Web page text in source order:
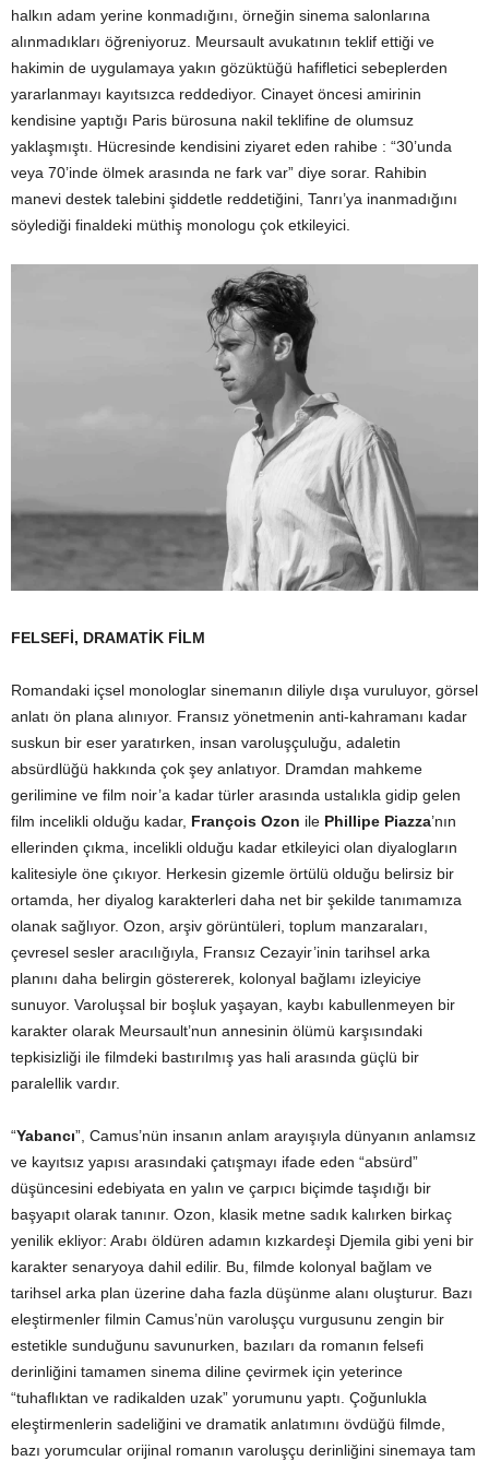
halkın adam yerine konmadığını, örneğin sinema salonlarına
alınmadıkları öğreniyoruz. Meursault avukatının teklif ettiği ve
hakimin de uygulamaya yakın gözüktüğü hafifletici sebeplerden
yararlanmayı kayıtsızca reddediyor. Cinayet öncesi amirinin
kendisine yaptığı Paris bürosuna nakil teklifine de olumsuz
yaklaşmıştı. Hücresinde kendisini ziyaret eden rahibe : “30’unda
veya 70’inde ölmek arasında ne fark var” diye sorar. Rahibin
manevi destek talebini şiddetle reddetiğini, Tanrı’ya inanmadığını
söylediği finaldeki müthiş monologu çok etkileyici.
FELSEFİ, DRAMATİK FİLM
Romandaki içsel monologlar sinemanın diliyle dışa vuruluyor, görsel
anlatı ön plana alınıyor. Fransız yönetmenin anti-kahramanı kadar
suskun bir eser yaratırken, insan varoluşçuluğu, adaletin
absürdlüğü hakkında çok şey anlatıyor. Dramdan mahkeme
gerilimine ve film noir’a kadar türler arasında ustalıkla gidip gelen
film incelikli olduğu kadar, François Ozon ile Phillipe Piazza’nın
ellerinden çıkma, incelikli olduğu kadar etkileyici olan diyalogların
kalitesiyle öne çıkıyor. Herkesin gizemle örtülü olduğu belirsiz bir
ortamda, her diyalog karakterleri daha net bir şekilde tanımamıza
olanak sağlıyor. Ozon, arşiv görüntüleri, toplum manzaraları,
çevresel sesler aracılığıyla, Fransız Cezayir’inin tarihsel arka
planını daha belirgin göstererek, kolonyal bağlamı izleyiciye
sunuyor. Varoluşsal bir boşluk yaşayan, kaybı kabullenmeyen bir
karakter olarak Meursault’nun annesinin ölümü karşısındaki
tepkisizliği ile filmdeki bastırılmış yas hali arasında güçlü bir
paralellik vardır.
“Yabancı”, Camus’nün insanın anlam arayışıyla dünyanın anlamsız
ve kayıtsız yapısı arasındaki çatışmayı ifade eden “absürd”
düşüncesini edebiyata en yalın ve çarpıcı biçimde taşıdığı bir
başyapıt olarak tanınır. Ozon, klasik metne sadık kalırken birkaç
yenilik ekliyor: Arabı öldüren adamın kızkardeşi Djemila gibi yeni bir
karakter senaryoya dahil edilir. Bu, filmde kolonyal bağlam ve
tarihsel arka plan üzerine daha fazla düşünme alanı oluşturur. Bazı
eleştirmenler filmin Camus’nün varoluşçu vurgusunu zengin bir
estetikle sunduğunu savunurken, bazıları da romanın felsefi
derinliğini tamamen sinema diline çevirmek için yeterince
“tuhaflıktan ve radikalden uzak” yorumunu yaptı. Çoğunlukla
eleştirmenlerin sadeliğini ve dramatik anlatımını övdüğü filmde,
bazı yorumcular orijinal romanın varoluşçu derinliğini sinemaya tam